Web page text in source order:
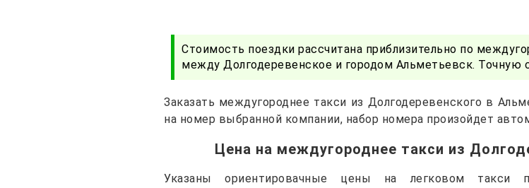
Стоимость поездки рассчитана приблизительно по
между Долгодеревенское и городом Альметьевск. Точную
Заказать междугороднее такси из Долгодеревенского в
на номер выбранной компании, набор номера произойдет
Цена на междугороднее такси из
Указаны ориентировачные цены на легковом такси